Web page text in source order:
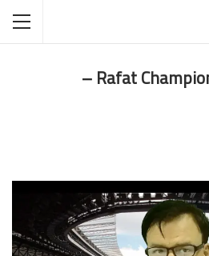
رأفت تشامبيوني – Rafat Championi –